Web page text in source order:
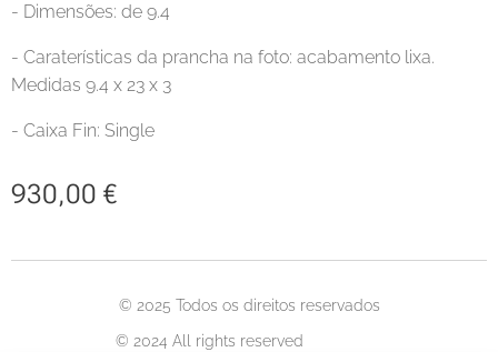
- Dimensões: de 9.4
- Caraterísticas da prancha na foto: acabamento lixa.
Medidas 9.4 x 23 x 3
- Caixa Fin: Single
930,00 €
© 2025 Todos os direitos reservados
© 2024 All rights reserved